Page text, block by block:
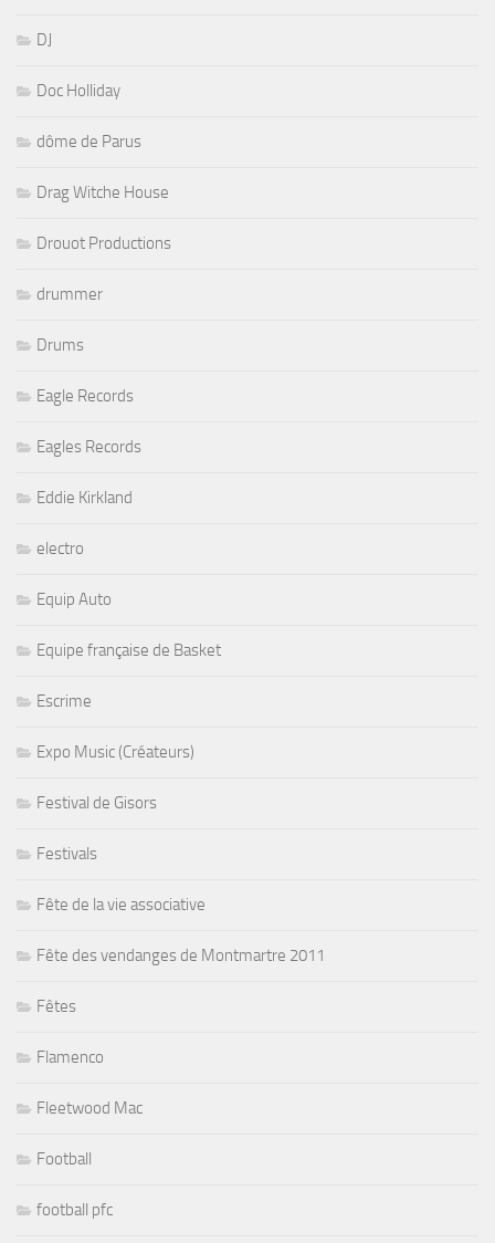
DJ
Doc Holliday
dôme de Parus
Drag Witche House
Drouot Productions
drummer
Drums
Eagle Records
Eagles Records
Eddie Kirkland
electro
Equip Auto
Equipe française de Basket
Escrime
Expo Music (Créateurs)
Festival de Gisors
Festivals
Fête de la vie associative
Fête des vendanges de Montmartre 2011
Fêtes
Flamenco
Fleetwood Mac
Football
football pfc